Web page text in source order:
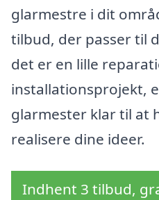
glarmestre i dit
tilbud, der passer til
det er en lille
installationsprojekt,
glarmester klar til at
realisere dine ideer.
Indhent 3 tilbud,